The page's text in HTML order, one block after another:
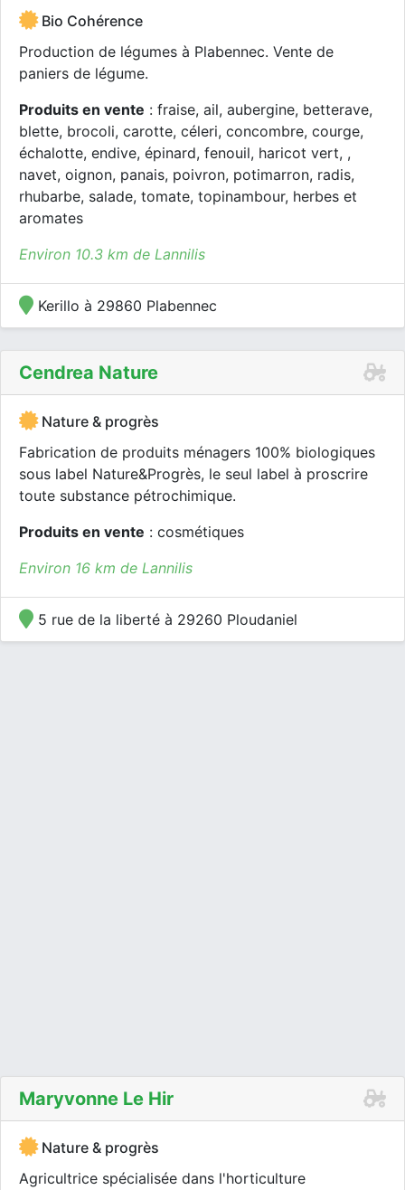
Bio Cohérence
Production de légumes à Plabennec. Vente de
paniers de légume.
Produits en vente : fraise, ail, aubergine, betterave,
blette, brocoli, carotte, céleri, concombre, courge,
échalotte, endive, épinard, fenouil, haricot vert, ,
navet, oignon, panais, poivron, potimarron, radis,
rhubarbe, salade, tomate, topinambour, herbes et
aromates
Environ 10.3 km de Lannilis
Kerillo à 29860 Plabennec
Cendrea Nature
Nature & progrès
Fabrication de produits ménagers 100% biologiques
sous label Nature&Progrès, le seul label à proscrire
toute substance pétrochimique.
Produits en vente : cosmétiques
Environ 16 km de Lannilis
5 rue de la liberté à 29260 Ploudaniel
Maryvonne Le Hir
Nature & progrès
Agricultrice spécialisée dans l'horticulture